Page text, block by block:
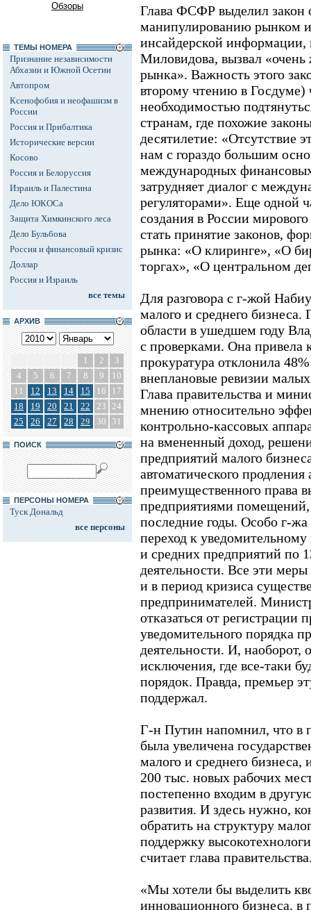
Обзоры
ТЕМЫ НОМЕРА
Признание независимости
Абхазии и Южной Осетии
Автопром
Ксенофобия и неофашизм в
России
Россия и Прибалтика
Исторические версии
Косово
Россия и Белоруссия
Израиль и Палестина
Дело ЮКОСа
Защита Химкинского леса
Дело Бульбова
Россия и финансовый кризис
Доллар
Россия и Израиль
все темы
АРХИВ
1 2
3
4
5 6 7 8 9
10
11
12 13 14 15 16
17
18
19 20 21 22 23 24
25
26 27 28 29 30 31
ПОИСК
ПЕРСОНЫ НОМЕРА
Туск Дональд
все персоны
Глава ФСФР выделил закон
манипулированию рынком
инсайдерской информации,
Миловидова, вызвал
рынка». Важность этого
второму чтению в Госдуме)
необходимостью
странам, где похожие
десятилетие: «Отсутствие
нам с гораздо большим
международных
затрудняет диалог с
регуляторами». Еще одной
создания в России
стать принятие законов,
рынка: «О клиринге», «О
торгах», «О центральном
Для разговора с г-жой
малого и среднего
области в ушедшем году
с проверками. Она привела
прокуратура отклонила
внеплановые ревизии
Глава правительства и
мнению относительно
контрольно-кассовых
на вмененный доход,
предприятий малого
автоматического
преимущественного права
предприятиями помещений,
последние годы. Особо г-
переход к
и средних предприятий по
деятельности. Все эти
и в период кризиса
предпринимателей.
отказаться от регистрации
уведомительного порядка
деятельности. И, наоборот,
исключения, где все-таки
порядок. Правда, премьер
поддержал.
Г-н Путин напомнил, что в
была увеличена
малого и среднего бизнеса,
200 тыс. новых рабочих
постепенно входим в
развития. И здесь нужно,
обратить на структуру
поддержку
считает глава
«Мы хотели бы выделить
инновационного бизнеса,